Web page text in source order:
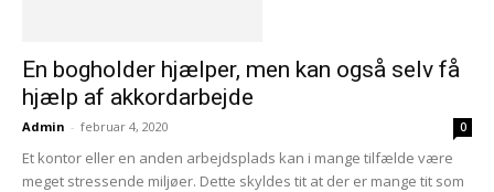
En bogholder hjælper, men kan også selv få
hjælp af akkordarbejde
Admin - februar 4, 2020 0
Et kontor eller en anden arbejdsplads kan i mange tilfælde være
meget stressende miljøer. Dette skyldes tit at der er mange tit som